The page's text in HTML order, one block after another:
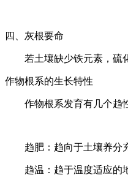
四、灰根要命
若土壤缺少铁元素，硫化
作物根系的生长特性
作物根系发育有几个趋性
趋肥：趋向于土壤养分充
趋温：趋于温度适应的地